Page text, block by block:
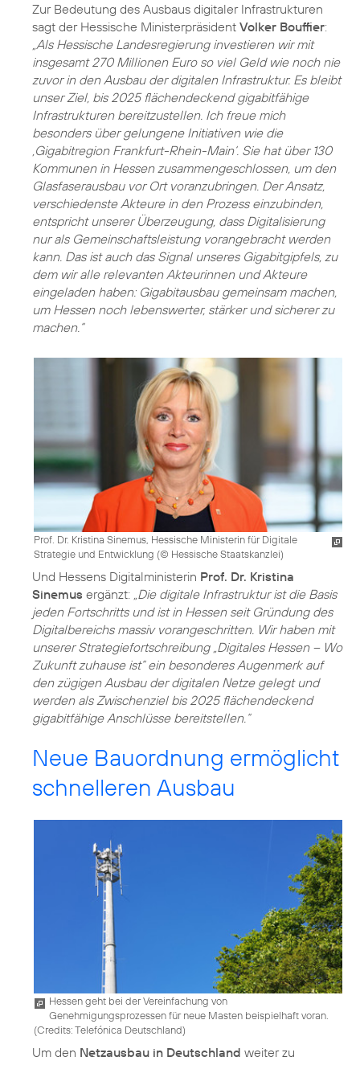
Zur Bedeutung des Ausbaus digitaler Infrastrukturen
sagt der Hessische Ministerpräsident Volker Bouffier:
„Als Hessische Landesregierung investieren wir mit
insgesamt 270 Millionen Euro so viel Geld wie noch nie
zuvor in den Ausbau der digitalen Infrastruktur. Es bleibt
unser Ziel, bis 2025 flächendeckend gigabitfähige
Infrastrukturen bereitzustellen. Ich freue mich
besonders über gelungene Initiativen wie die
‚Gigabitregion Frankfurt-Rhein-Main‘. Sie hat über 130
Kommunen in Hessen zusammengeschlossen, um den
Glasfaserausbau vor Ort voranzubringen. Der Ansatz,
verschiedenste Akteure in den Prozess einzubinden,
entspricht unserer Überzeugung, dass Digitalisierung
nur als Gemeinschaftsleistung vorangebracht werden
kann. Das ist auch das Signal unseres Gigabitgipfels, zu
dem wir alle relevanten Akteurinnen und Akteure
eingeladen haben: Gigabitausbau gemeinsam machen,
um Hessen noch lebenswerter, stärker und sicherer zu
machen.“
Prof. Dr. Kristina Sinemus, Hessische Ministerin für Digitale
Strategie und Entwicklung (© Hessische Staatskanzlei)
Und Hessens Digitalministerin Prof. Dr. Kristina
Sinemus ergänzt: „Die digitale Infrastruktur ist die Basis
jeden Fortschritts und ist in Hessen seit Gründung des
Digitalbereichs massiv vorangeschritten. Wir haben mit
unserer Strategiefortschreibung „Digitales Hessen – Wo
Zukunft zuhause ist“ ein besonderes Augenmerk auf
den zügigen Ausbau der digitalen Netze gelegt und
werden als Zwischenziel bis 2025 flächendeckend
gigabitfähige Anschlüsse bereitstellen.“
Neue Bauordnung ermöglicht
schnelleren Ausbau
Hessen geht bei der Vereinfachung von
Genehmigungsprozessen für neue Masten beispielhaft voran.
(Credits: Telefónica Deutschland)
Um den Netzausbau in Deutschland weiter zu